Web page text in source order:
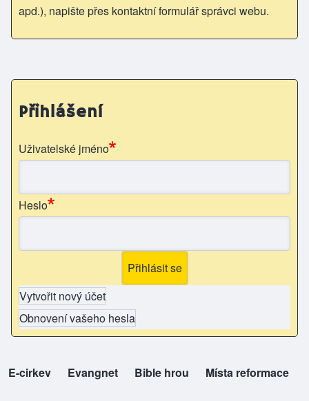
apd.), napište přes kontaktní formulář správci webu.
Přihlášení
Uživatelské jméno
Heslo
Vytvořit nový účet
Obnovení vašeho hesla
top-odkazy
E-cirkev
(opens in new tab)
Evangnet
(opens in new tab)Bible hrou
(opens in new tab)Místa reformace
(opens in new tab)